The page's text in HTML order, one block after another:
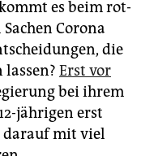
es beim rot-
Corona
die
lassen? Erst vor
bei ihrem
jährigen erst
darauf mit viel